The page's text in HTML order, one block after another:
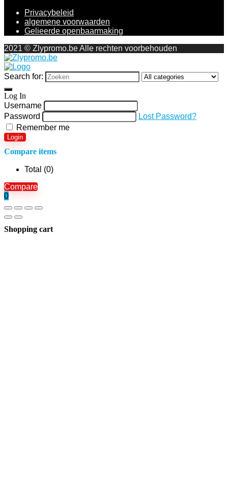
Privacybeleid
algemene voorwaarden
Gelieerde openbaarmaking
2021 © Zlypromo.be Alle rechten voorbehouden
Search for:
Log In
Username
Password
Lost Password?
Remember me
Login
Compare items
Total (0)
Compare
0
Shopping cart